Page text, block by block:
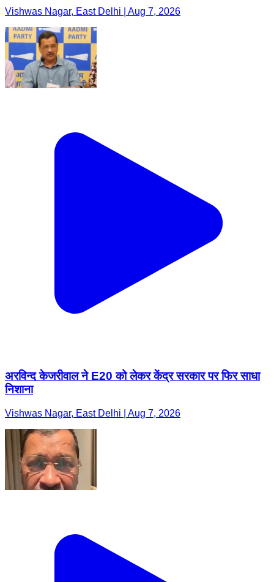
Vishwas Nagar, East Delhi | Aug 7, 2026
अरविन्द केजरीवाल ने E20 को लेकर केंद्र सरकार पर फिर साधा
निशाना
Vishwas Nagar, East Delhi | Aug 7, 2026